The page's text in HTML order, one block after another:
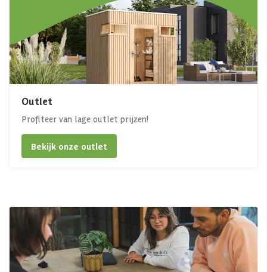
Outlet
Profiteer van lage outlet prijzen!
Bekijk onze outlet